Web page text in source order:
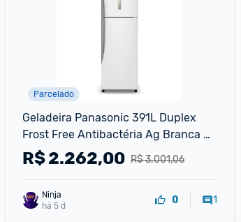
Parcelado
Geladeira Panasonic 391L Duplex
Frost Free Antibactéria Ag Branca
NR-BT41PD2WA 127V - 110V
R$ 3.001,06
R$2.262,00
há 5 d
0 1